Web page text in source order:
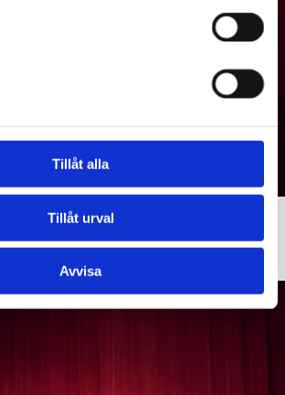
Tillåt alla
Tillåt urval
Avvisa
päähänsä Hilding Ekelund -salissa tänään
(vas.) ja Ninja Alanen
kaikille syksyn uusille ylioppilaille!